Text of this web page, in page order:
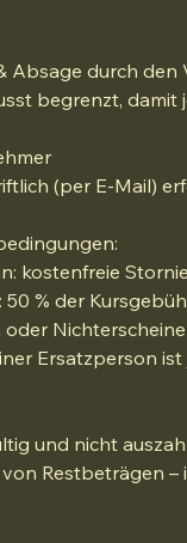
Absage durch den
begrenzt,
(per E-Mail)
kostenfreie
50 % der
Ersatzperson
und nicht
Restbeträgen –